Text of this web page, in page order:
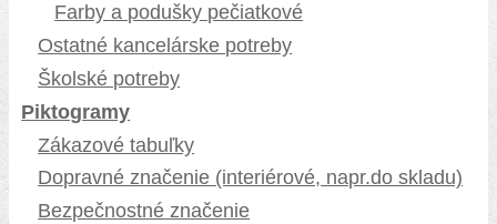
Farby a podušky pečiatkové
Ostatné kancelárske potreby
Školské potreby
Piktogramy
Zákazové tabuľky
Dopravné značenie (interiérové, napr.do skladu)
Bezpečnostné značenie